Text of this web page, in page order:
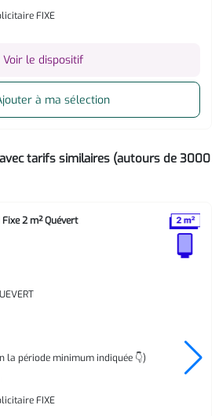
FIXE
Voir le dispositif
à ma sélection
tarifs similaires (autours de 3000
2 m² Quévert
la période minimum indiquée 👇)
FIXE